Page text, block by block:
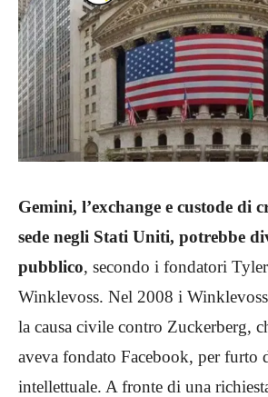
Gemini, l’exchange e custode di
sede negli Stati Uniti, potrebbe
pubblico, secondo i fondatori
Winklevoss. Nel 2008 i
la causa civile contro Zuckerberg,
aveva fondato Facebook, per furto
intellettuale. A fronte di una